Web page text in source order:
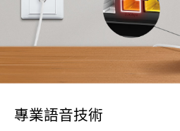
專業語音技術